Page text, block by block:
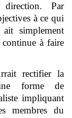
Par
à ce qui
simplement
à faire
rectifier la
forme de
impliquant
membres du